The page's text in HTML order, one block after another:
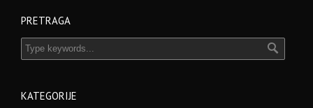
PRETRAGA
KATEGORIJE